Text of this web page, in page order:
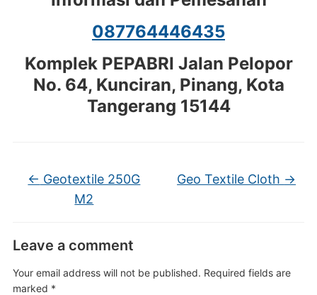
087764446435
Komplek PEPABRI Jalan Pelopor
No. 64, Kunciran, Pinang, Kota
Tangerang 15144
← Geotextile 250G
M2
Geo Textile Cloth →
Leave a comment
Your email address will not be published. Required fields are
marked *